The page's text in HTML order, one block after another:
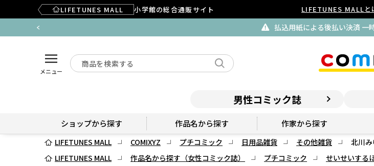
LIFETUNES MALL 小学館の総合通販サイト LIFETUNES MALLと
払込用紙による後払い決済 一
メニュー
男性コミック誌
ショップから探す 作品名から探す 作家から探す
LIFETUNES MALL COMIXYZ プチコミック 日用品雑貨 その他雑貨
北川
LIFETUNES MALL
作品名から探す（女性コミック誌） プチコミック せいせいする